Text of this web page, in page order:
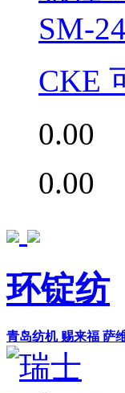
CKE
0.00
0.00
环锭纺
青岛纺机 赐来福 萨